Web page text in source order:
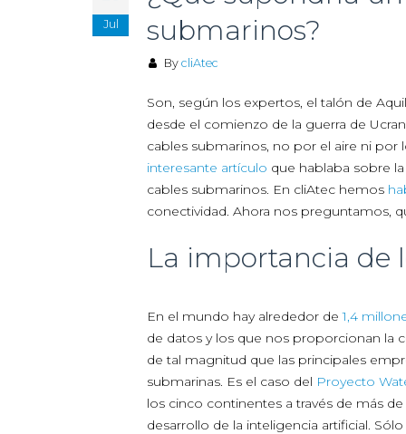
Jul
submarinos?
By cliAtec
Son, según los expertos, el talón de
desde el comienzo de la guerra de
cables submarinos, no por el aire ni por
interesante artículo que hablaba sobre
cables submarinos. En cliAtec hemos
conectividad. Ahora nos preguntamos,
La importancia de
En el mundo hay alrededor de1,4
de datos y los que nos proporcionan la
de tal magnitud que las principales
submarinas. Es el caso del Proyecto
los cinco continentes a través de más
desarrollo de la inteligencia artificial.